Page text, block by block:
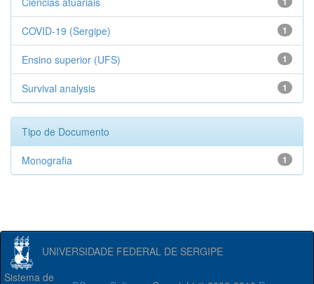
1
COVID-19 (Sergipe)
1
Ensino superior (UFS)
1
Survival analysis
Tipo de Documento
1
Monografia
UNIVERSIDADE FEDERAL DE SERGIPE
Sistema de